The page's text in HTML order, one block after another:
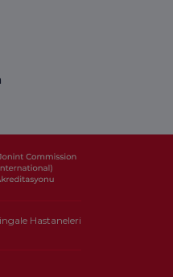
Hastaneleri